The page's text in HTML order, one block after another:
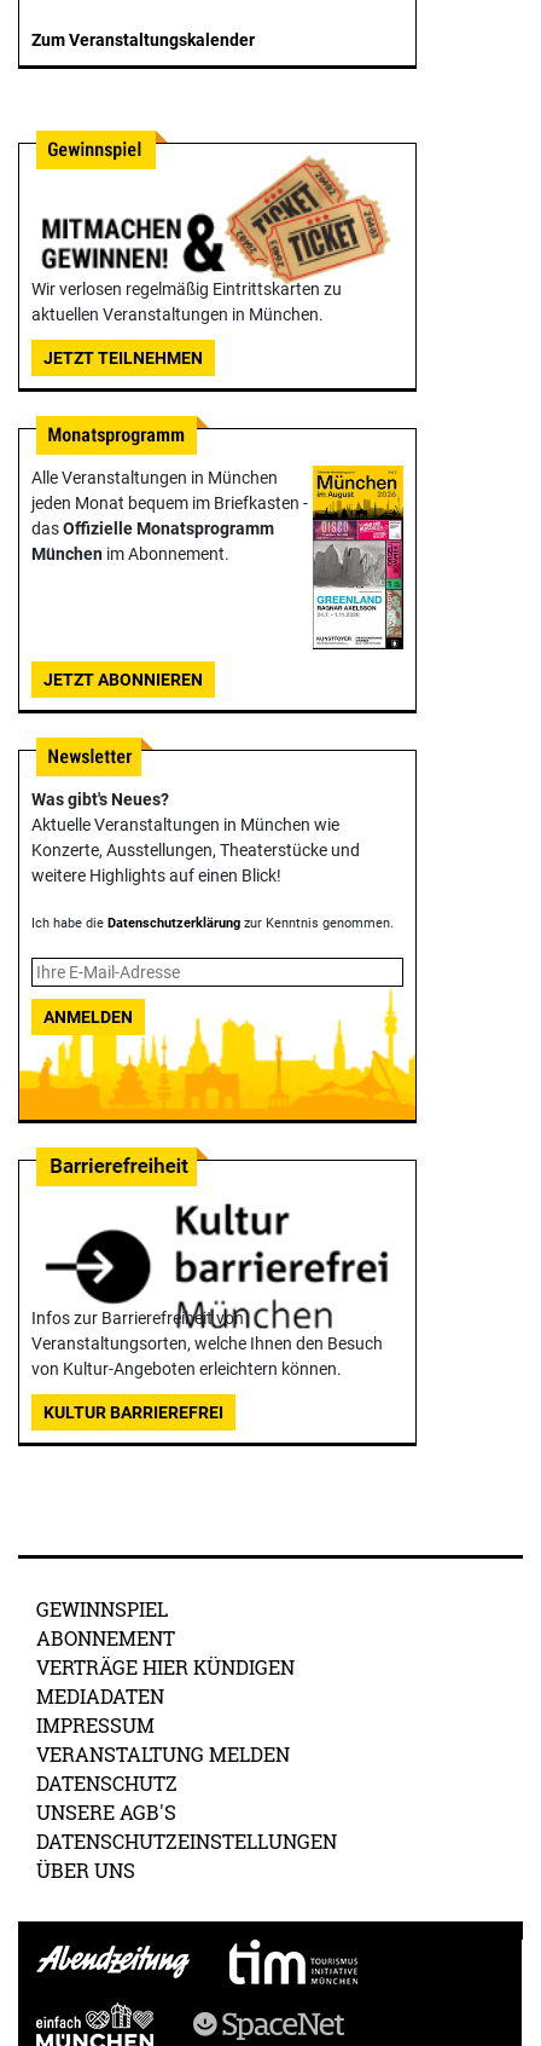
Zum Veranstaltungskalender
Wir verlosen regelmäßig Eintrittskarten zu
aktuellen Veranstaltungen in München.
JETZT TEILNEHMEN
Alle Veranstaltungen in München
jeden Monat bequem im Briefkasten -
dasOffizielle Monats­programm
München im Abonnement.
JETZT ABONNIEREN
Was gibt's Neues?
Aktuelle Veranstaltungen in München wie
Konzerte, Ausstellungen, Theater­stücke und
weitere Highlights auf einen Blick!
Ich habe die Datenschutzerklärung zur Kenntnis genommen.
ANMELDEN
Infos zur Barrierefreiheit von
Veranstaltungsorten, welche Ihnen den Besuch
von Kultur-Angeboten erleichtern können.
KULTUR BARRIEREFREI
GEWINNSPIEL
ABONNEMENT
VERTRÄGE HIER KÜNDIGEN
MEDIADATEN
IMPRESSUM
VERANSTALTUNG MELDEN
DATENSCHUTZ
UNSERE AGB'S
DATENSCHUTZEINSTELLUNGEN
ÜBER UNS